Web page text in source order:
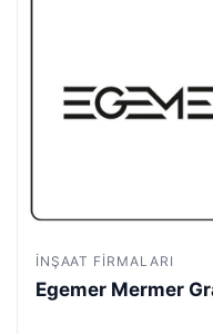
İNŞAAT FIRMALARI
Egemer Mermer